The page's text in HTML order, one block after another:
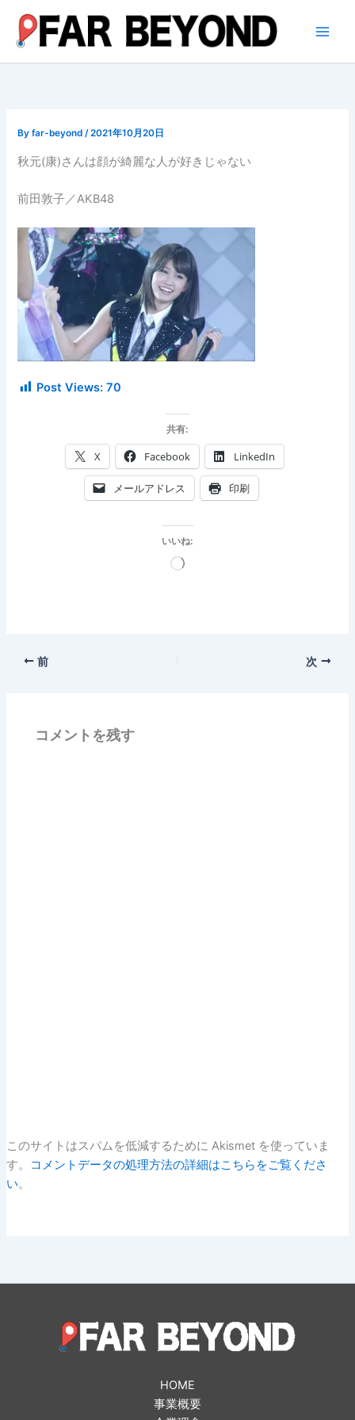
ス
Byfar-beyond/2021年10月20日
秋元(康)さんは顔が綺麗な人が好きじゃない
前田敦子／AKB48
Post Views: 70
共有:
X Facebook LinkedIn
メールアドレス 印刷
いいね:
読
前 次
コメントを残す
このサイトはスパムを低減するために Akismet を使っていま
す。
コメントデータの処理方法の詳細はこちらをご覧くださ
い。
HOME
事業概要